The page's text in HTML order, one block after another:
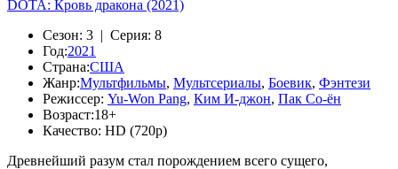
DOTA: Кровь дракона (2021)
Сезон: 3 | Серия: 8
Год:2021
Страна:США
Жанр:Мультфильмы, Мультсериалы, Боевик, Фэнтези
Режиссер: Yu-Won Pang, Ким И-джон, Пак Со-ён
Возраст:18+
Качество: HD (720p)
Древнейший разум стал порождением всего сущего,